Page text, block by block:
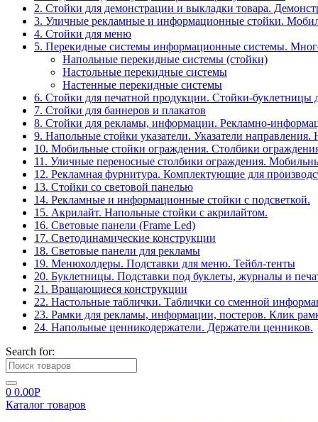
2. Стойки для демонстрации и выкладки товара.
3. Уличные рекламные и информационные стойки.
4. Стойки для меню
5. Перекидные системы информационные системы.
Напольные перекидные системы (стойки)
Настольные перекидные системы
Настенные перекидные системы
6. Стойки для печатной продукции. Стойки-буклетницы
7. Стойки для баннеров и плакатов
8. Стойки для рекламы, информации. Рекламно-
9. Напольные стойки указатели. Указатели направления.
10. Мобильные стойки ограждения. Столбики
11. Уличные переносные столбики ограждения.
12. Рекламная фурнитура. Комплектующие для
13. Стойки со световой панелью
14. Рекламные и информационные стойки с подсветкой.
15. Акрилайт. Напольные стойки с акрилайтом.
16. Световые панели (Frame Led)
17. Светодинамические конструкции
18. Световые панели для рекламы
19. Менюхолдеры. Подставки для меню. Тейбл-тенты
20. Буклетницы. Подставки под буклеты, журналы и
21. Вращающиеся конструкции
22. Настольные таблички. Таблички со сменной
23. Рамки для рекламы, информации, постеров. Клик
24. Напольные ценникодержатели. Держатели ценников.
Search for:
0 0.00Р
Каталог товаров